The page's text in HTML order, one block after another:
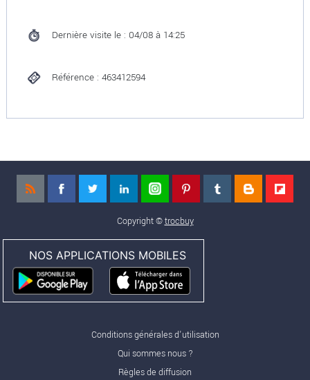
Dernière visite le : 04/08 à 14:25
Référence : 463412594
Copyright ©trocbuy
NOS APPLICATIONS MOBILES
Conditions générales d'utilisation
Qui sommes nous ?
Règles de diffusion